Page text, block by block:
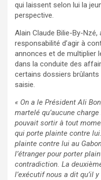
qui laissent selon lui la
perspective.
Alain Claude Bilie-By-
responsabilité d’agir à
annonces et de multiplier
dans la conduite des
certains dossiers
saisie.
« On a le Président Ali
martelé qu’aucune
pouvait sortir à tout
qui porte plainte contre
plainte contre lui au
l’étranger pour porter
contradiction. La
l’exécutif nous a dit qu’il